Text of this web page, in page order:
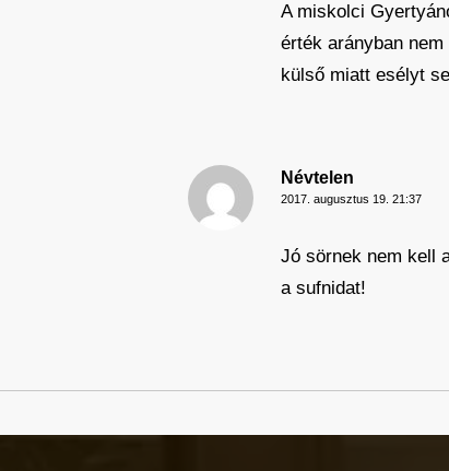
A miskolci
érték arányban
külső miatt esélyt
Névtelen
2017. augusztus 19. 21:37
Jó sörnek nem kell
a sufnidat!